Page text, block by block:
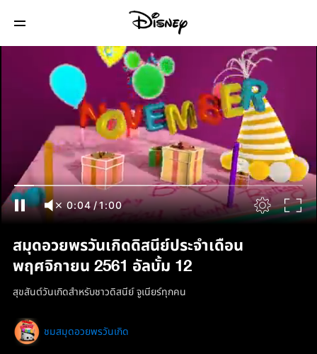
0:04/1:00
สมุดอวยพรวันเกิดดิสนีย์ประจำเดือน
พฤศจิกายน 2561 อัลบั้ม 12
สุขสันต์วันเกิดสำหรับชาวดิสนีย์ จูเนียร์ทุกคน
ชมสมุดอวยพรวันเกิด